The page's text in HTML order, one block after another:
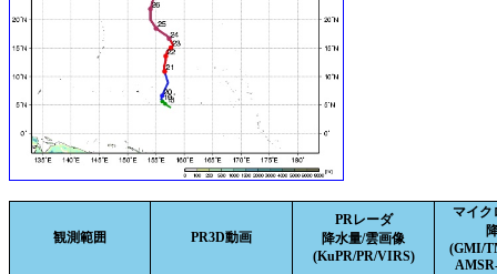
観測範囲 PR3D動画
PRレーダ
降水量/雲画像
(KuPR/PR/VIRS)
マイク
(GMI/